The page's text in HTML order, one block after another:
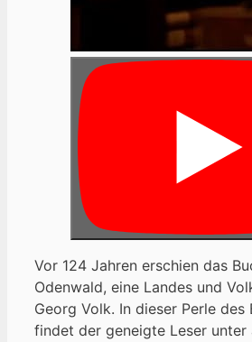
Vor 124 Jahren erschien das
Odenwald, eine Landes und
Georg Volk. In dieser Perle des
findet der geneigte Leser unter